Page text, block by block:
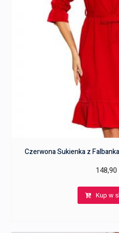
Czerwona Sukienka z
148,90
Kup w